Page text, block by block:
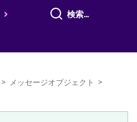
すべて検索
> メッセージオブジェクト >